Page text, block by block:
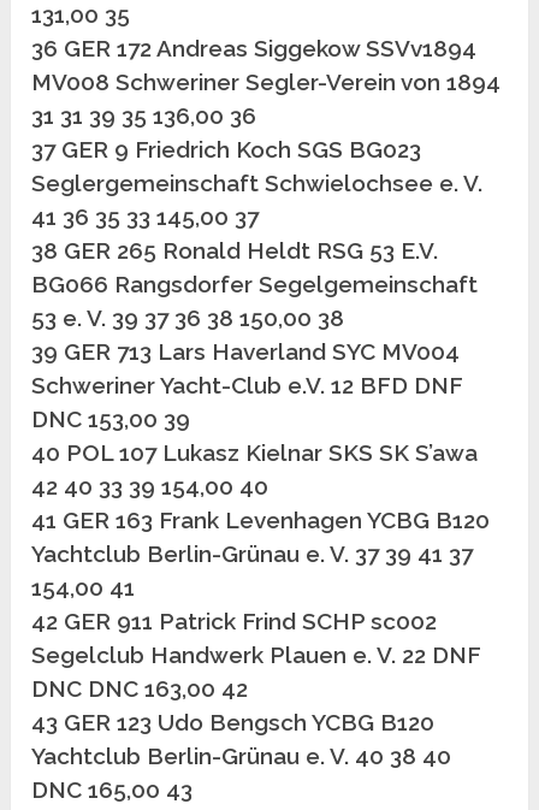
131,00 35
36 GER 172 Andreas Siggekow SSVv1894
MV008 Schweriner Segler-Verein von 1894
31 31 39 35 136,00 36
37 GER 9 Friedrich Koch SGS BG023
Seglergemeinschaft Schwielochsee e. V.
41 36 35 33 145,00 37
38 GER 265 Ronald Heldt RSG 53 E.V.
BG066 Rangsdorfer Segelgemeinschaft
53 e. V. 39 37 36 38 150,00 38
39 GER 713 Lars Haverland SYC MV004
Schweriner Yacht-Club e.V. 12 BFD DNF
DNC 153,00 39
40 POL 107 Lukasz Kielnar SKS SK S’awa
42 40 33 39 154,00 40
41 GER 163 Frank Levenhagen YCBG B120
Yachtclub Berlin-Grünau e. V. 37 39 41 37
154,00 41
42 GER 911 Patrick Frind SCHP sc002
Segelclub Handwerk Plauen e. V. 22 DNF
DNC DNC 163,00 42
43 GER 123 Udo Bengsch YCBG B120
Yachtclub Berlin-Grünau e. V. 40 38 40
DNC 165,00 43